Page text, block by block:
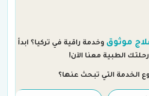
موثوق وخدمة راقية في تركيا؟ ابدأ
رحلتك الطبية معنا الآن!
الخدمة التي تبحث عنها؟